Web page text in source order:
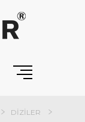
DIZILER